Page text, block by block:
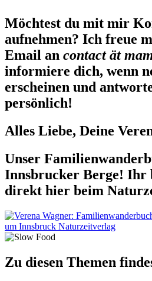
Möchtest du mit mir
aufnehmen? Ich freue
Email an contact ät
informiere dich, wenn
erscheinen und
persönlich!
Alles Liebe, Deine
Unser
Innsbrucker Berge! Ihr
direkt hier beim
Zu diesen Themen